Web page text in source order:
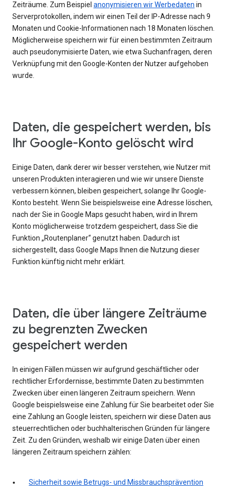
Zeiträume. Zum Beispiel anonymisieren wir Werbedaten in
Serverprotokollen, indem wir einen Teil der IP-Adresse nach 9
Monaten und Cookie-Informationen nach 18 Monaten löschen.
Möglicherweise speichern wir für einen bestimmten Zeitraum
auch pseudonymisierte Daten, wie etwa Suchanfragen, deren
Verknüpfung mit den Google-Konten der Nutzer aufgehoben
wurde.
Daten, die gespeichert werden, bis
Ihr Google-Konto gelöscht wird
Einige Daten, dank derer wir besser verstehen, wie Nutzer mit
unseren Produkten interagieren und wie wir unsere Dienste
verbessern können, bleiben gespeichert, solange Ihr Google-
Konto besteht. Wenn Sie beispielsweise eine Adresse löschen,
nach der Sie in Google Maps gesucht haben, wird in Ihrem
Konto möglicherweise trotzdem gespeichert, dass Sie die
Funktion „Routenplaner“ genutzt haben. Dadurch ist
sichergestellt, dass Google Maps Ihnen die Nutzung dieser
Funktion künftig nicht mehr erklärt.
Daten, die über längere Zeiträume
zu begrenzten Zwecken
gespeichert werden
In einigen Fällen müssen wir aufgrund geschäftlicher oder
rechtlicher Erfordernisse, bestimmte Daten zu bestimmten
Zwecken über einen längeren Zeitraum speichern. Wenn
Google beispielsweise eine Zahlung für Sie bearbeitet oder Sie
eine Zahlung an Google leisten, speichern wir diese Daten aus
steuerrechtlichen oder buchhalterischen Gründen für längere
Zeit. Zu den Gründen, weshalb wir einige Daten über einen
längeren Zeitraum speichern zählen:
Sicherheit sowie Betrugs- und Missbrauchsprävention